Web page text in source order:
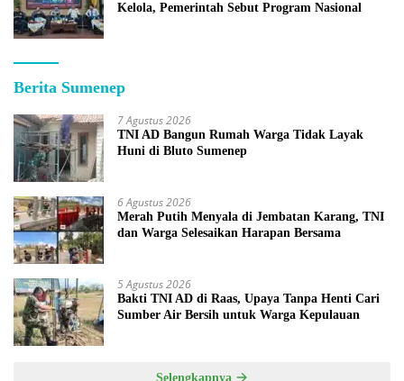
Kelola, Pemerintah Sebut Program Nasional
Berita Sumenep
7 Agustus 2026
TNI AD Bangun Rumah Warga Tidak Layak
Huni di Bluto Sumenep
6 Agustus 2026
Merah Putih Menyala di Jembatan Karang, TNI
dan Warga Selesaikan Harapan Bersama
5 Agustus 2026
Bakti TNI AD di Raas, Upaya Tanpa Henti Cari
Sumber Air Bersih untuk Warga Kepulauan
Selengkapnya